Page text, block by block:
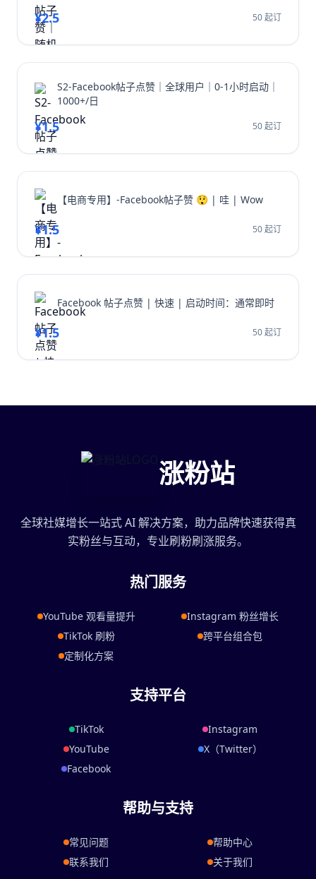
¥2.5 50 起订
S2-Facebook帖子点赞｜全球用户｜0-1小时启动｜
1000+/日
¥1.5 50 起订
【电商专用】-Facebook帖子赞 😲 | 哇 | Wow
¥1.5 50 起订
Facebook 帖子点赞 | 快速 | 启动时间：通常即时
¥1.5 50 起订
涨粉站
全球社媒增长一站式 AI 解决方案，助力品牌快速获得真
实粉丝与互动，专业刷粉刷涨服务。
热门服务
YouTube 观看量提升
Instagram 粉丝增长
TikTok 刷粉
跨平台组合包
定制化方案
支持平台
TikTok
Instagram
YouTube
X（Twitter）
Facebook
帮助与支持
常见问题
帮助中心
联系我们
关于我们